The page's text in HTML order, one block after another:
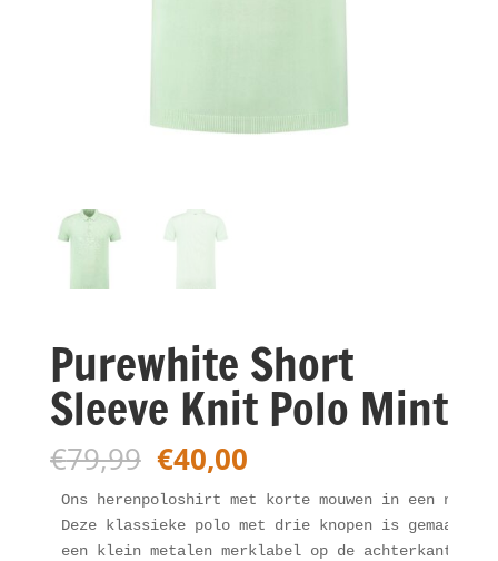
Purewhite Short
Sleeve Knit Polo Mint
€79,99 Oorspronkelijke
prijs
was:
€79,99.
€40,00Huidige
prijs
is:
€40,00.
Ons herenpoloshirt met korte mouwen in een
Deze klassieke polo met drie knopen is gemaakt
een klein metalen merklabel op de achterkant